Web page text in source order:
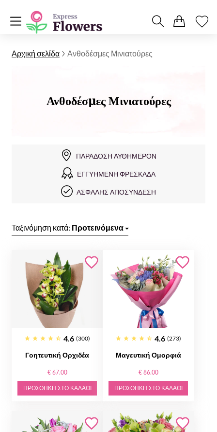
Αρχική σελίδα Ανθοδέσμες Μινιατούρες
Ανθοδέσμες Μινιατούρες
ΠΑΡΆΔΟΣΗ ΑΥΘΗΜΕΡΌΝ
ΕΓΓΥΗΜΈΝΗ ΦΡΕΣΚΆΔΑ
ΑΣΦΑΛΉΣ ΑΠΟΣΎΝΔΕΣΗ
Ταξινόμηση κατά: Προτεινόμενα
4.6 (300)
Γοητευτική Ορχιδέα
€ 67.00
ΠΡΟΣΘΉΚΗ ΣΤΟ ΚΑΛΆΘΙ
4.6 (273)
Μαγευτική Ομορφιά
€ 86.00
ΠΡΟΣΘΉΚΗ ΣΤΟ ΚΑΛΆΘΙ